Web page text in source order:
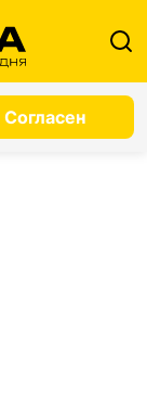
Согласен